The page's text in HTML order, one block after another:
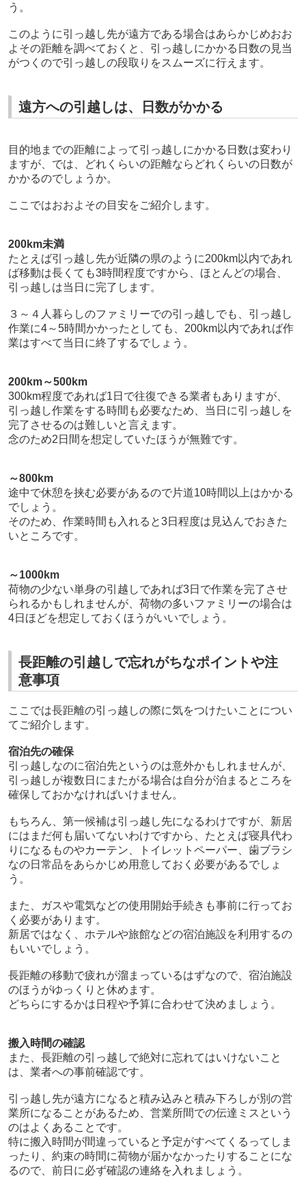
う。
このように引っ越し先が遠方である場合はあらかじめおお
よその距離を調べておくと、引っ越しにかかる日数の見当
がつくので引っ越しの段取りをスムーズに行えます。
遠方への引越しは、日数がかかる
目的地までの距離によって引っ越しにかかる日数は変わり
ますが、では、どれくらいの距離ならどれくらいの日数が
かかるのでしょうか。
ここではおおよその目安をご紹介します。
200km未満
たとえば引っ越し先が近隣の県のように200km以内であれ
ば移動は長くても3時間程度ですから、ほとんどの場合、
引っ越しは当日に完了します。
３～４人暮らしのファミリーでの引っ越しでも、引っ越し
作業に4～5時間かかったとしても、200km以内であれば作
業はすべて当日に終了するでしょう。
200km～500km
300km程度であれば1日で往復できる業者もありますが、
引っ越し作業をする時間も必要なため、当日に引っ越しを
完了させるのは難しいと言えます。
念のため2日間を想定していたほうが無難です。
～800km
途中で休憩を挟む必要があるので片道10時間以上はかかる
でしょう。
そのため、作業時間も入れると3日程度は見込んでおきた
いところです。
～1000km
荷物の少ない単身の引越しであれば3日で作業を完了させ
られるかもしれませんが、荷物の多いファミリーの場合は
4日ほどを想定しておくほうがいいでしょう。
長距離の引越しで忘れがちなポイントや注
意事項
ここでは長距離の引っ越しの際に気をつけたいことについ
てご紹介します。
宿泊先の確保
引っ越しなのに宿泊先というのは意外かもしれませんが、
引っ越しが複数日にまたがる場合は自分が泊まるところを
確保しておかなければいけません。
もちろん、第一候補は引っ越し先になるわけですが、新居
にはまだ何も届いてないわけですから、たとえば寝具代わ
りになるものやカーテン、トイレットペーパー、歯ブラシ
なの日常品をあらかじめ用意しておく必要があるでしょ
う。
また、ガスや電気などの使用開始手続きも事前に行ってお
く必要があります。
新居ではなく、ホテルや旅館などの宿泊施設を利用するの
もいいでしょう。
長距離の移動で疲れが溜まっているはずなので、宿泊施設
のほうがゆっくりと休めます。
どちらにするかは日程や予算に合わせて決めましょう。
搬入時間の確認
また、長距離の引っ越しで絶対に忘れてはいけないこと
は、業者への事前確認です。
引っ越し先が遠方になると積み込みと積み下ろしが別の営
業所になることがあるため、営業所間での伝達ミスという
のはよくあることです。
特に搬入時間が間違っていると予定がすべてくるってしま
ったり、約束の時間に荷物が届かなかったりすることにな
るので、前日に必ず確認の連絡を入れましょう。